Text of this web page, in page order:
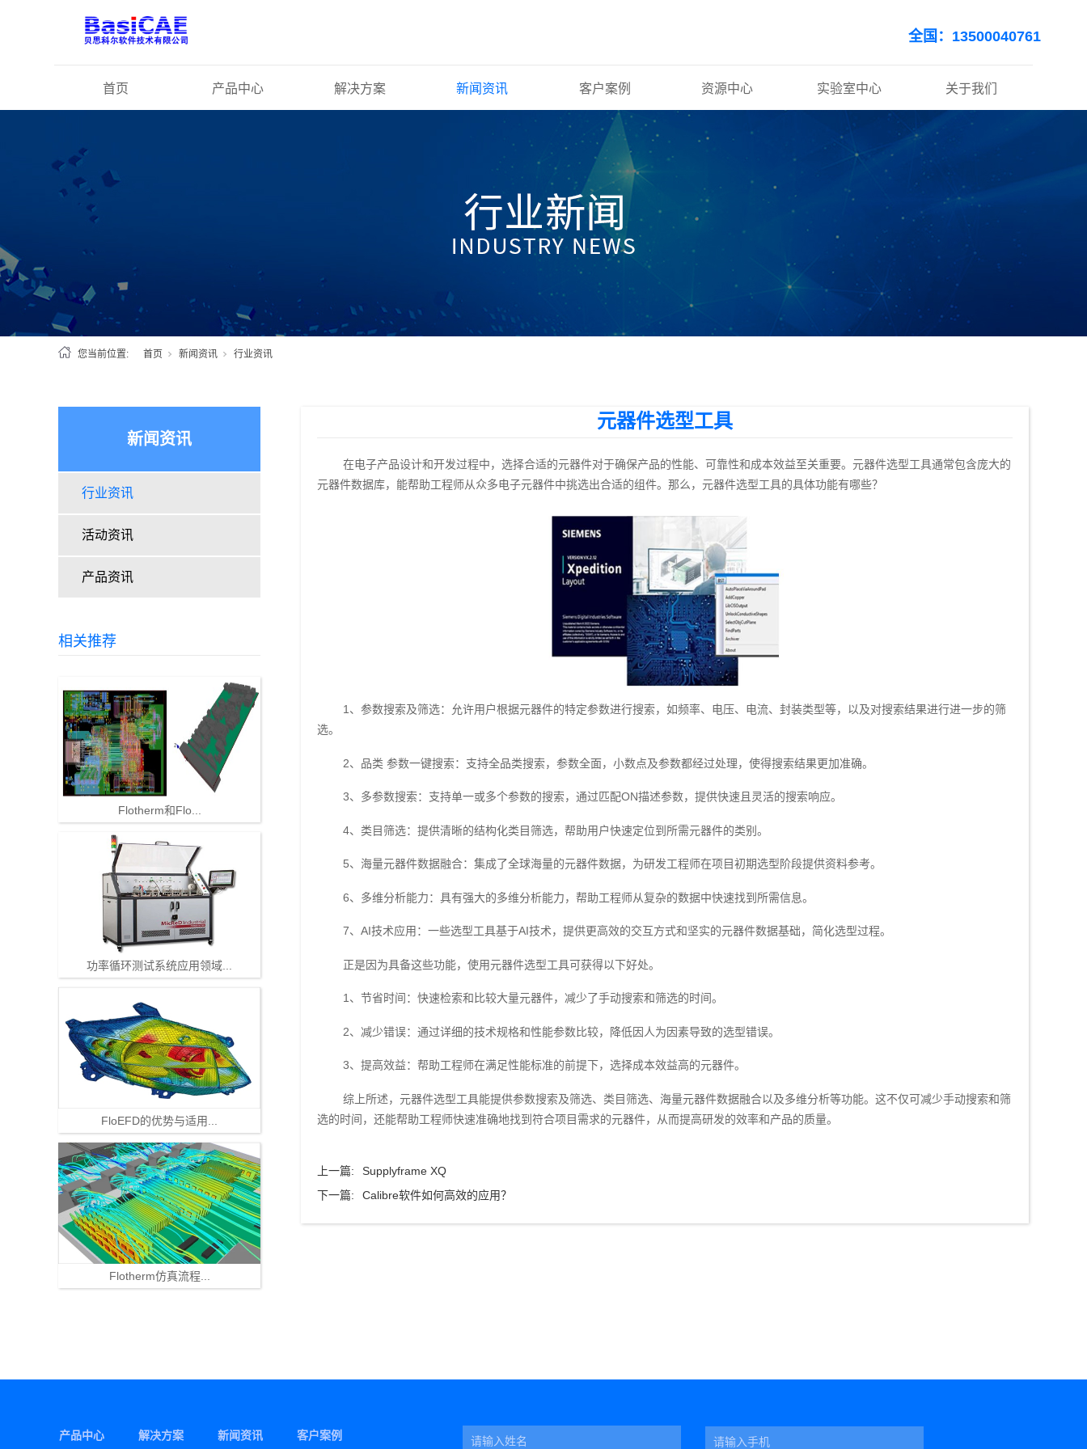
全国：13500040761
首页 产品中心 解决方案 新闻资讯 客户案例 资源中心 实验室中心 关于我们
您当前位置: 首页 新闻资讯 行业资讯
新闻资讯
行业资讯
活动资讯
产品资讯
相关推荐
Flotherm和Flo...
功率循环测试系统应用领域...
FloEFD的优势与适用...
Flotherm仿真流程...
元器件选型工具
在电子产品设计和开发过程中，选择合适的元器件对于确保产品的性能、可靠性和成本效益至关重要。元器件选型工具通常包含庞大的
元器件数据库，能帮助工程师从众多电子元器件中挑选出合适的组件。那么，元器件选型工具的具体功能有哪些？
1、参数搜索及筛选：允许用户根据元器件的特定参数进行搜索，如频率、电压、电流、封装类型等，以及对搜索结果进行进一步的筛
选。
2、品类 参数一键搜索：支持全品类搜索，参数全面，小数点及参数都经过处理，使得搜索结果更加准确。
3、多参数搜索：支持单一或多个参数的搜索，通过匹配ON描述参数，提供快速且灵活的搜索响应。
4、类目筛选：提供清晰的结构化类目筛选，帮助用户快速定位到所需元器件的类别。
5、海量元器件数据融合：集成了全球海量的元器件数据，为研发工程师在项目初期选型阶段提供资料参考。
6、多维分析能力：具有强大的多维分析能力，帮助工程师从复杂的数据中快速找到所需信息。
7、AI技术应用：一些选型工具基于AI技术，提供更高效的交互方式和坚实的元器件数据基础，简化选型过程。
正是因为具备这些功能，使用元器件选型工具可获得以下好处。
1、节省时间：快速检索和比较大量元器件，减少了手动搜索和筛选的时间。
2、减少错误：通过详细的技术规格和性能参数比较，降低因人为因素导致的选型错误。
3、提高效益：帮助工程师在满足性能标准的前提下，选择成本效益高的元器件。
综上所述，元器件选型工具能提供参数搜索及筛选、类目筛选、海量元器件数据融合以及多维分析等功能。这不仅可减少手动搜索和筛
选的时间，还能帮助工程师快速准确地找到符合项目需求的元器件，从而提高研发的效率和产品的质量。
上一篇:
Supplyframe XQ
下一篇:
Calibre软件如何高效的应用？
产品中心 解决方案 新闻资讯 客户案例